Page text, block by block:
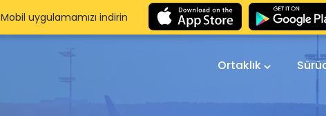
Ortaklık
Mobil uygulamamızı indirin